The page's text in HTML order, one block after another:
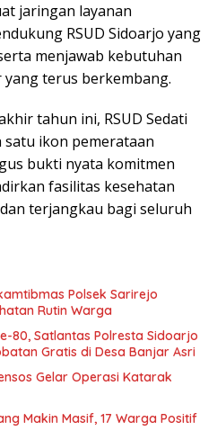
jaringan layanan
RSUD Sidoarjo yang
menjawab kebutuhan
terus berkembang.
tahun ini, RSUD Sedati
ikon pemerataan
bukti nyata komitmen
fasilitas kesehatan
terjangkau bagi seluruh
Polsek Sarirejo
Rutin Warga
80, Satlantas Polresta Sidoarjo
Gratis di Desa Banjar Asri
Gelar Operasi Katarak
Makin Masif, 17 Warga Positif